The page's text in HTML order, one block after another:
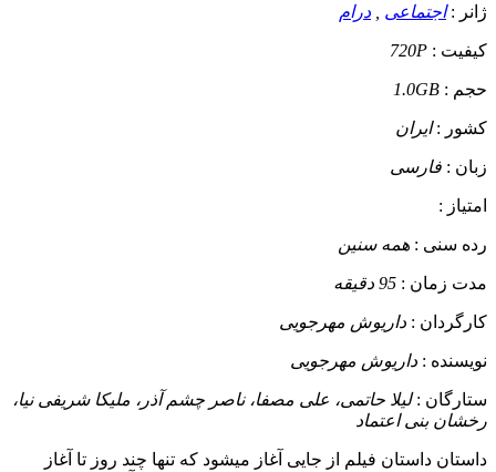
ژانر :اجتماعی درام
کیفیت : 720P
حجم : 1.0GB
کشور :ایران
زبان : فارسی
امتیاز :
رده سنی : همه سنین
مدت زمان : 95 دقیقه
کارگردان : داریوش مهرجویی
نویسنده : داریوش مهرجویی
ستارگان :لیلا حاتمی، علی مصفا، ناصر چشم آذر، ملیکا شریفی نیا،
رخشان بنی اعتماد
داستان داستان فیلم از جایی آغاز میشود که تنها چند روز تا آغاز